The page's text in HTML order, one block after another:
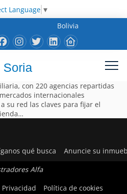
Language ▼
Bolivia
Soria
con 220 agencias repartidas
internacionales
su red las claves para fijar el
qué busca Anuncie su
Alfa
Política de cookies